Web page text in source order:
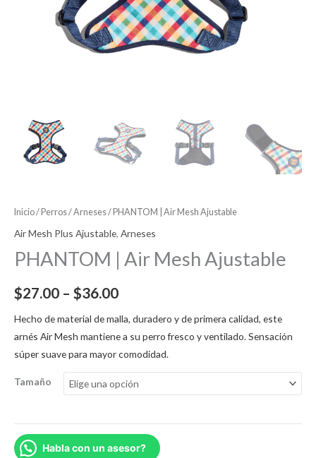
Inicio/Perros/Arneses/ PHANTOM | Air Mesh Ajustable
Air Mesh Plus Ajustable, Arneses
PHANTOM | Air Mesh Ajustable
$27.00 – $36.00
Hecho de material de malla, duradero y de primera calidad, este
arnés Air Mesh mantiene a su perro fresco y ventilado. Sensación
súper suave para mayor comodidad.
Tamaño
Habla con un asesor?